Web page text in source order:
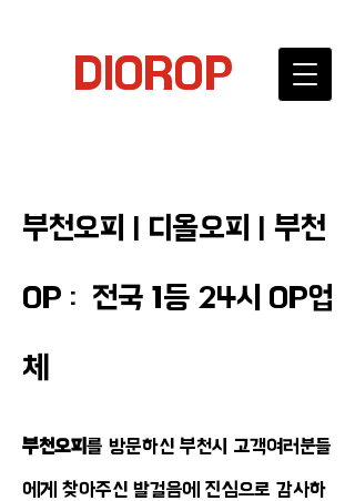
DIOROP
부천오피 | 디올오피 | 부천
OP : 전국 1등 24시 OP업
체
부천오피 를 방문하신 부천시 고객여러분들
에게 찾아주신 발걸음에 진심으로 감사하